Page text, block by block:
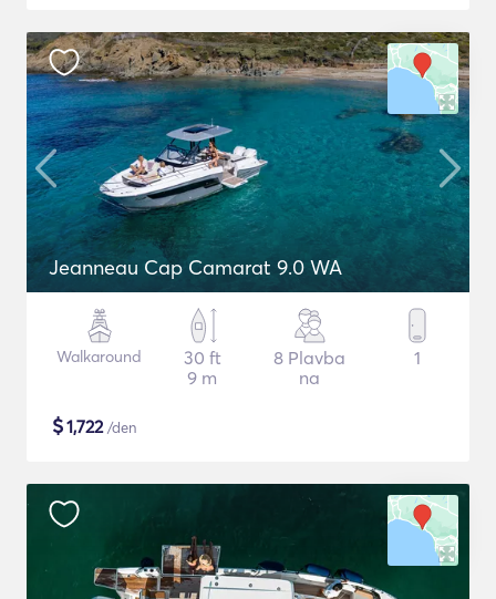
Jeanneau Cap Camarat 9.0 WA
Walkaround
30 ft
9 m
8 Plavba
na
1
$1,722/den